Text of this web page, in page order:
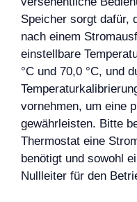
Speicher sorgt dafür,
nach einem
einstellbare
°C und 70,0 °C, und
vornehmen, um eine
gewährleisten. Bitte
Thermostat eine
benötigt und sowohl
Nullleiter für den